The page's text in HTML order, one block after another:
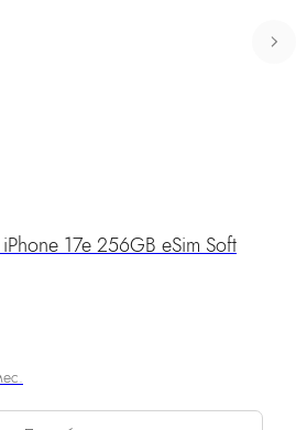
17e 256GB eSim Soft